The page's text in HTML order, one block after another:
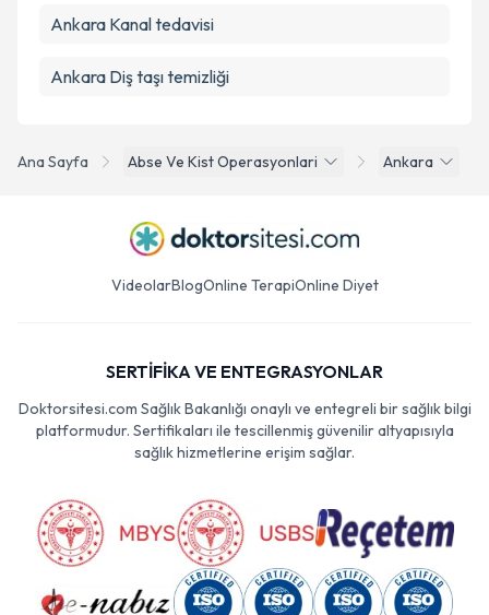
Ana Sayfa Abse Ve Kist Operasyonlari Ankara
Ankara Kanal tedavisi
Ankara Diş taşı temizliği
VideolarBlogOnline TerapiOnline Diyet
SERTİFİKA VE ENTEGRASYONLAR
Doktorsitesi.com Sağlık Bakanlığı onaylı ve entegreli bir sağlık bilgi
platformudur. Sertifikaları ile tescillenmiş güvenilir altyapısıyla
sağlık hizmetlerine erişim sağlar.